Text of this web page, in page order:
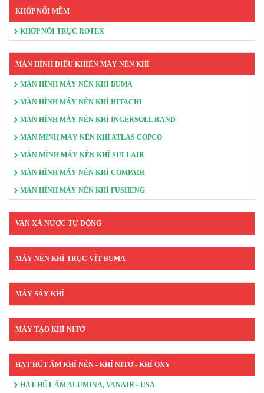
KHỚP NỐI MỀM
KHỚP NỐI TRỤC ROTEX
MÀN HÌNH ĐIỀU KHIỂN MÁY NÉN KHÍ
MÀN HÌNH MÁY NÉN KHÍ BUMA
MÀN HÌNH MÁY NÉN KHÍ HITACHI
MÁN HÌNH MÁY NÉN KHÍ INGERSOLL RAND
MÀN MÌNH MÁY NÉN KHÍ ATLAS COPCO
MÀN MÌNH MÁY NÉN KHÍ SULLAIR
MÀN HÌNH MÁY NÉN KHÍ COMPAIR
MÀN HÌNH MÁY NÉN KHÍ FUSHENG
VAN XẢ NƯỚC TỰ ĐỘNG
MÁY NÉN KHÍ TRỤC VÍT BUMA
MÁY SẤY KHÍ
MÁY TẠO KHÍ NITƠ
HẠT HÚT ẨM KHÍ NÉN - KHÍ NITƠ - KHÍ OXY
HẠT HÚT ẨM ALUMINA, VANAIR - USA